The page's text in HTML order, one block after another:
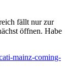
fällt nur zur
öffnen. Habe
mainz-coming-